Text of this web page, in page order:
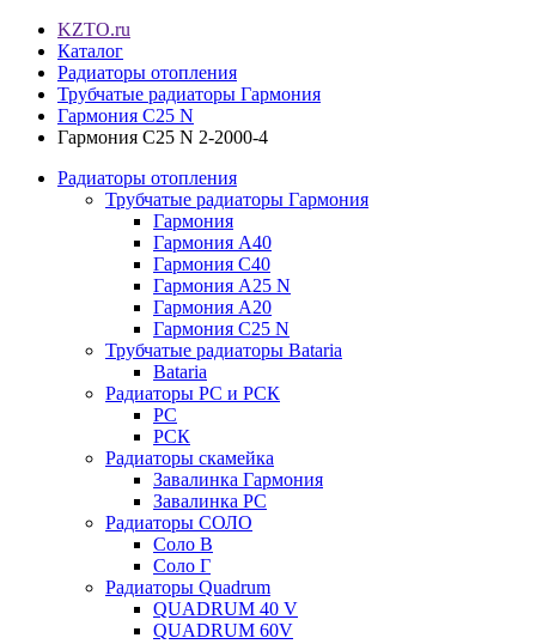
KZTO.ru
Каталог
Радиаторы отопления
Трубчатые радиаторы Гармония
Гармония С25 N
Гармония С25 N 2-2000-4
Радиаторы отопления
Трубчатые радиаторы Гармония
Гармония
Гармония А40
Гармония С40
Гармония А25 N
Гармония А20
Гармония С25 N
Трубчатые радиаторы Bataria
Bataria
Радиаторы РС и РСК
РС
РСК
Радиаторы скамейка
Завалинка Гармония
Завалинка РС
Радиаторы СОЛО
Соло В
Соло Г
Радиаторы Quadrum
QUADRUM 40 V
QUADRUM 60V